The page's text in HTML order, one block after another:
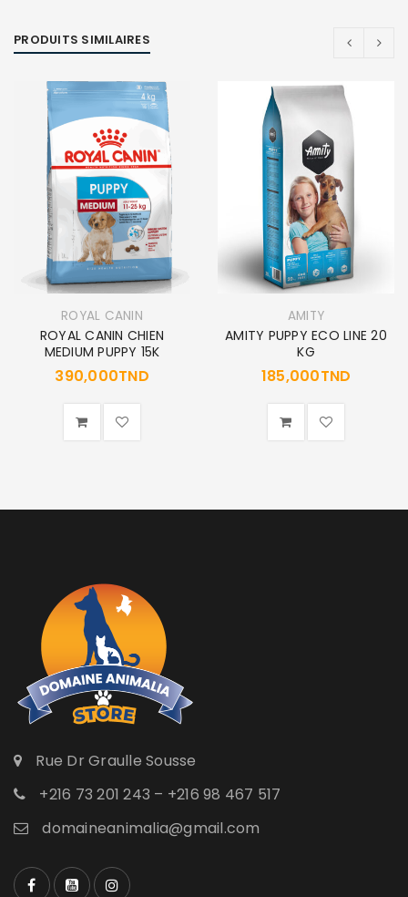
PRODUITS SIMILAIRES
ROYAL CANIN
ROYAL CANIN CHIEN
MEDIUM PUPPY 15K
390,000TND
AMITY
AMITY PUPPY ECO LINE 20
KG
185,000TND
Rue Dr Graulle Sousse
+216 73 201 243 – +216 98 467 517
domaineanimalia@gmail.com